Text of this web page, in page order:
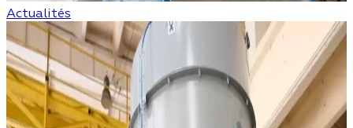
Actualités